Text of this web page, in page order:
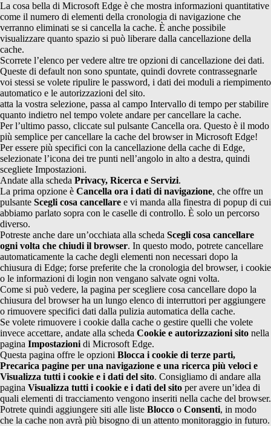
La cosa bella di Microsoft Edge è che mostra informazioni quantitative
come il numero di elementi della cronologia di navigazione che
verranno eliminati se si cancella la cache. È anche possibile
visualizzare quanto spazio si può liberare dalla cancellazione della
cache.
Scorrete l’elenco per vedere altre tre opzioni di cancellazione dei dati.
Queste di default non sono spuntate, quindi dovrete contrassegnarle
voi stessi se volete ripulire le password, i dati dei moduli a riempimento
automatico e le autorizzazioni del sito.
atta la vostra selezione, passa al campo Intervallo di tempo per stabilire
quanto indietro nel tempo volete andare per cancellare la cache.
Per l’ultimo passo, cliccate sul pulsante Cancella ora. Questo è il modo
più semplice per cancellare la cache del browser in Microsoft Edge!
Per essere più specifici con la cancellazione della cache di Edge,
selezionate l’icona dei tre punti nell’angolo in alto a destra, quindi
scegliete Impostazioni.
Andate alla scheda Privacy, Ricerca e Servizi.
La prima opzione è Cancella ora i dati di navigazione, che offre un
pulsante Scegli cosa cancellare e vi manda alla finestra di popup di cui
abbiamo parlato sopra con le caselle di controllo. È solo un percorso
diverso.
Potreste anche dare un’occhiata alla scheda Scegli cosa cancellare
ogni volta che chiudi il browser. In questo modo, potrete cancellare
automaticamente la cache degli elementi non necessari dopo la
chiusura di Edge; forse preferite che la cronologia del browser, i cookie
o le informazioni di login non vengano salvate ogni volta.
Come si può vedere, la pagina per scegliere cosa cancellare dopo la
chiusura del browser ha un lungo elenco di interruttori per aggiungere
o rimuovere specifici dati dalla pulizia automatica della cache.
Se volete rimuovere i cookie dalla cache o gestire quelli che volete
invece accettare, andate alla scheda Cookie e autorizzazioni sito nella
pagina Impostazioni di Microsoft Edge.
Questa pagina offre le opzioni Blocca i cookie di terze parti,
Precarica pagine per una navigazione e una ricerca più veloci e
Visualizza tutti i cookie e i dati del sito. Consigliamo di andare alla
pagina Visualizza tutti i cookie e i dati del sito per avere un’idea di
quali elementi di tracciamento vengono inseriti nella cache del browser.
Potrete quindi aggiungere siti alle liste Blocco o Consenti, in modo
che la cache non avrà più bisogno di un attento monitoraggio in futuro.